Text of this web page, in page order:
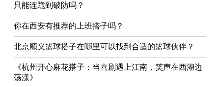
只能连跪到破防吗？
你在西安有推荐的上班搭子吗？
北京顺义篮球搭子在哪里可以找到合适的篮球伙伴？
《杭州开心麻花搭子：当喜剧遇上江南，笑声在西湖边
荡漾》